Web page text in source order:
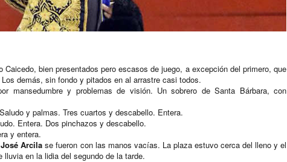
bien presentados pero escasos de juego, a excepción del primero, que
demás, sin fondo y pitados en al arrastre casi todos.
mansedumbre y problemas de visión. Un sobrero de Santa Bárbara, con
y palmas. Tres cuartos y descabello. Entera.
Entera. Dos pinchazos y descabello.
y entera.
José Arcila se fueron con las manos vacías. La plaza estuvo cerca del lleno y el
en la lidia del segundo de la tarde.